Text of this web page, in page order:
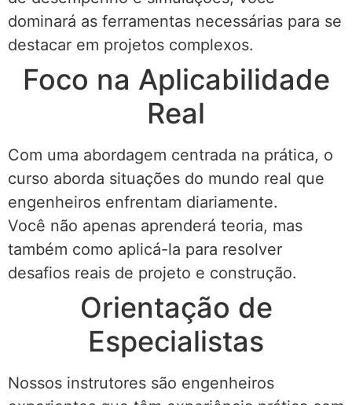
dominará as ferramentas necessárias para se
destacar em projetos complexos.
Foco na Aplicabilidade
Real
Com uma abordagem centrada na prática, o
curso aborda situações do mundo real que
engenheiros enfrentam diariamente.
Você não apenas aprenderá teoria, mas
também como aplicá-la para resolver
desafios reais de projeto e construção.
Orientação de
Especialistas
Nossos instrutores são engenheiros